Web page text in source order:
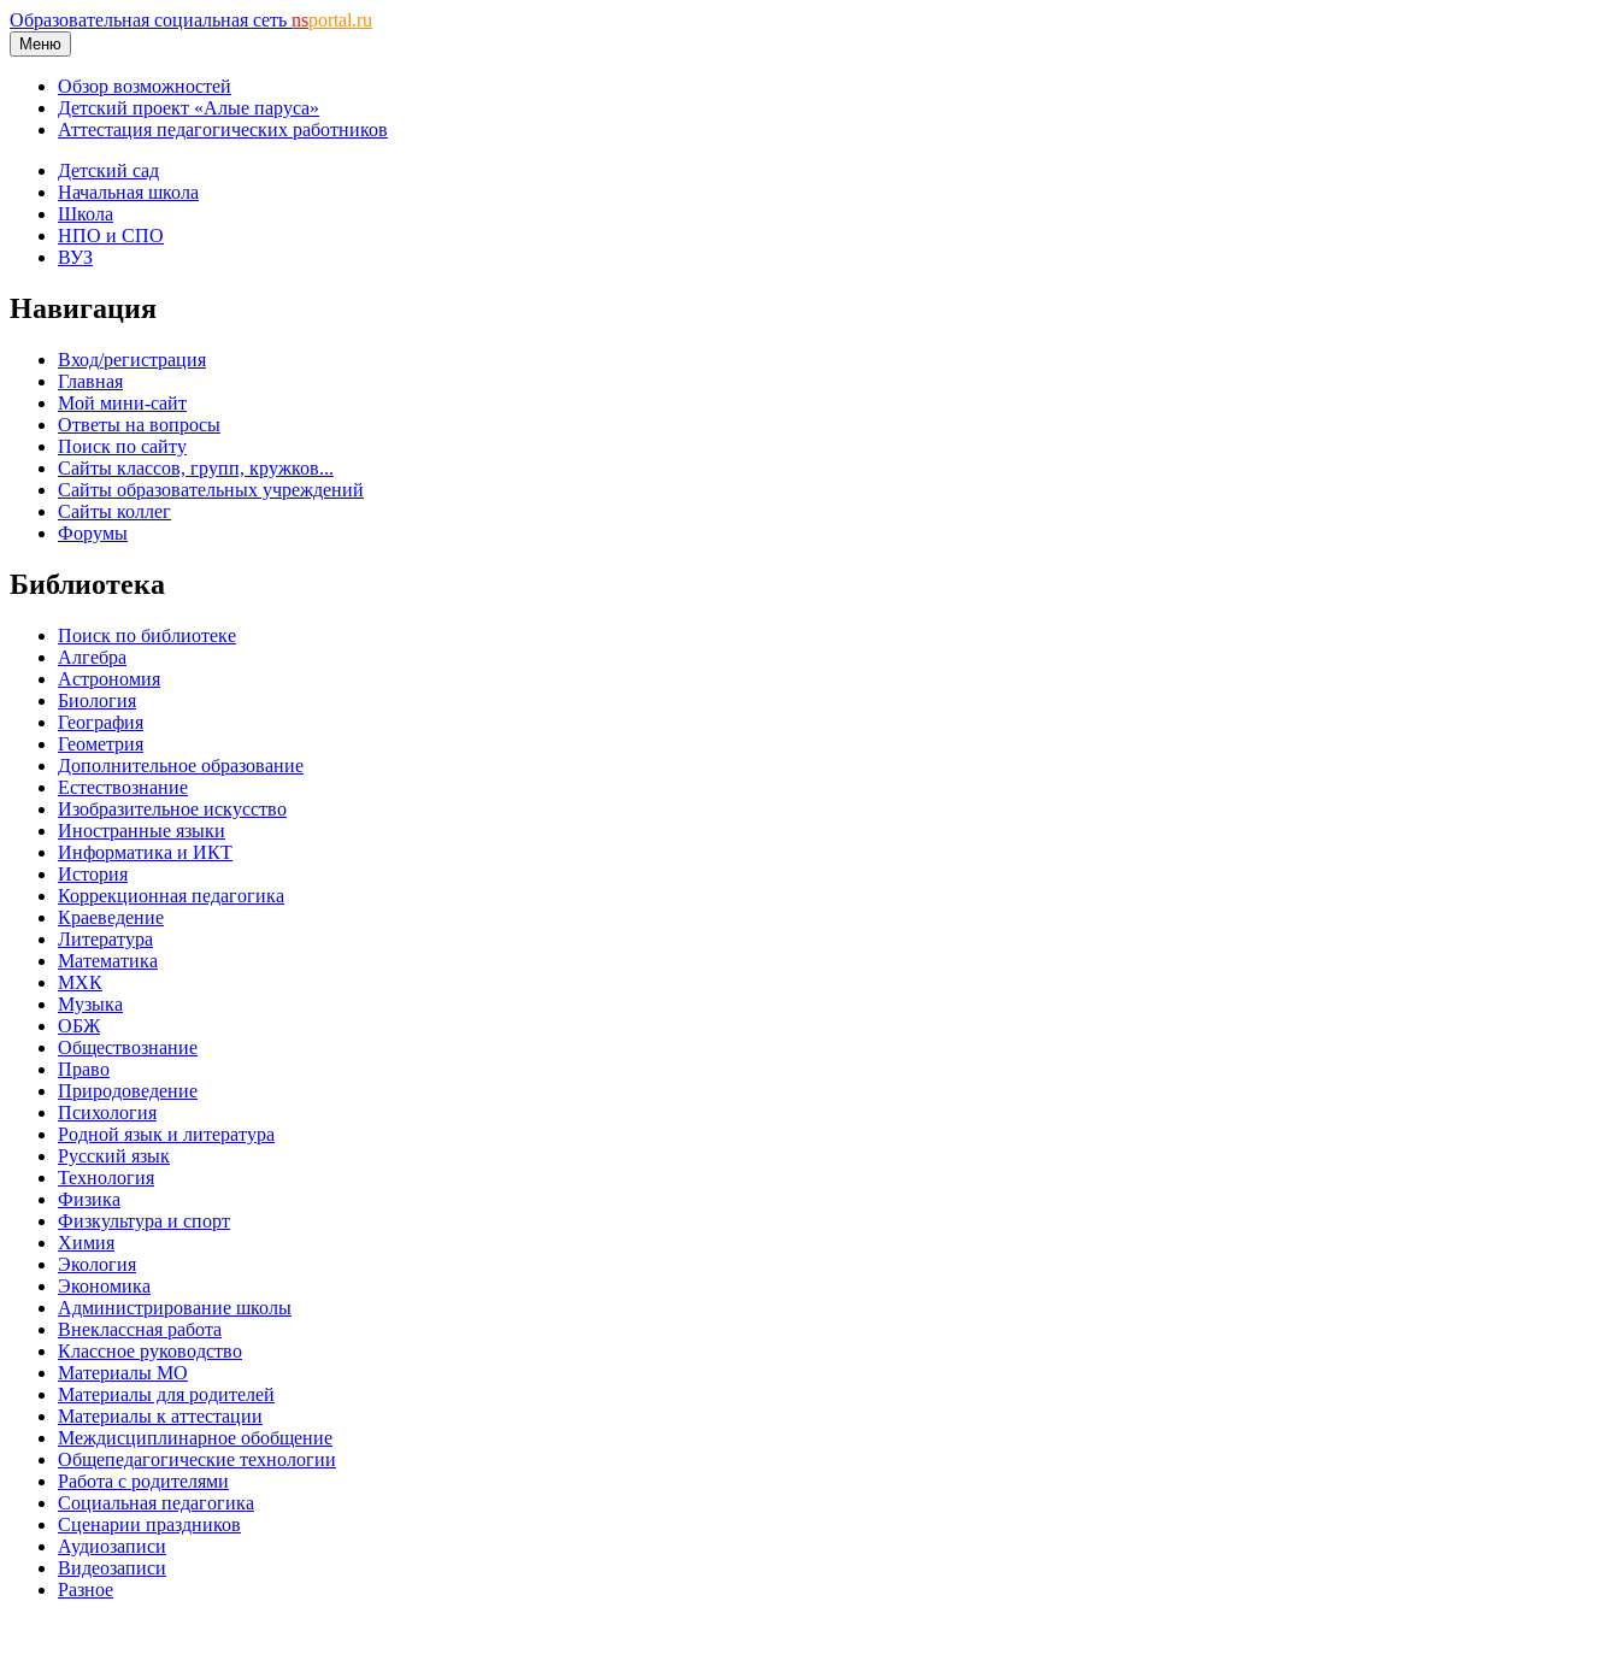
Образовательная социальная сеть nsportal.ru
Меню
Обзор возможностей
Детский проект «Алые паруса»
Аттестация педагогических работников
Детский сад
Начальная школа
Школа
НПО и СПО
ВУЗ
Навигация
Вход/регистрация
Главная
Мой мини-сайт
Ответы на вопросы
Поиск по сайту
Сайты классов, групп, кружков...
Сайты образовательных учреждений
Сайты коллег
Форумы
Библиотека
Поиск по библиотеке
Алгебра
Астрономия
Биология
География
Геометрия
Дополнительное образование
Естествознание
Изобразительное искусство
Иностранные языки
Информатика и ИКТ
История
Коррекционная педагогика
Краеведение
Литература
Математика
МХК
Музыка
ОБЖ
Обществознание
Право
Природоведение
Психология
Родной язык и литература
Русский язык
Технология
Физика
Физкультура и спорт
Химия
Экология
Экономика
Администрирование школы
Внеклассная работа
Классное руководство
Материалы МО
Материалы для родителей
Материалы к аттестации
Междисциплинарное обобщение
Общепедагогические технологии
Работа с родителями
Социальная педагогика
Сценарии праздников
Аудиозаписи
Видеозаписи
Разное